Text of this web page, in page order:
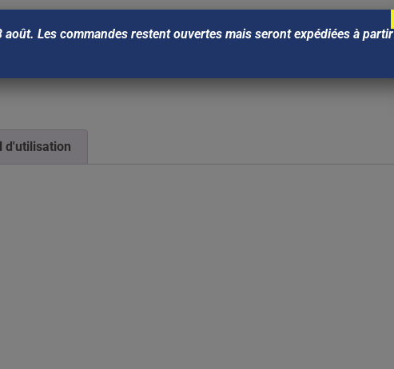
d'utilisation
Les commandes restent ouvertes mais seront expédiées à partir